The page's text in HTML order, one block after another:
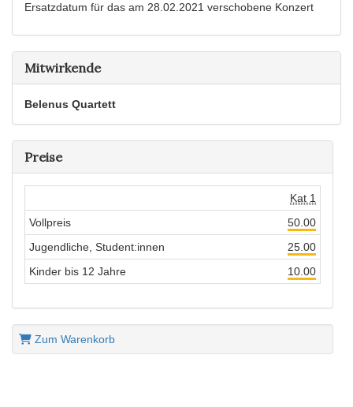
Ersatzdatum für das am 28.02.2021 verschobene Konzert
Mitwirkende
Belenus Quartett
Preise
Kat 1
Vollpreis
50.00
Jugendliche, Student:innen
25.00
Kinder bis 12 Jahre
10.00
Zum Warenkorb